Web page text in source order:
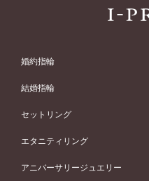
婚約指輪
婚約指輪 (エンゲージリング)
婚約指輪一覧
結婚指輪
結婚指輪 (マリッジリング)
結婚指輪一覧
セットリング
セットリング
セットリング一覧
エタニティリング
エタニティリング
アニバーサリージュエリー